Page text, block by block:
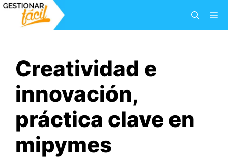
Saltar
Creatividad e
innovación,
práctica clave en
mipymes